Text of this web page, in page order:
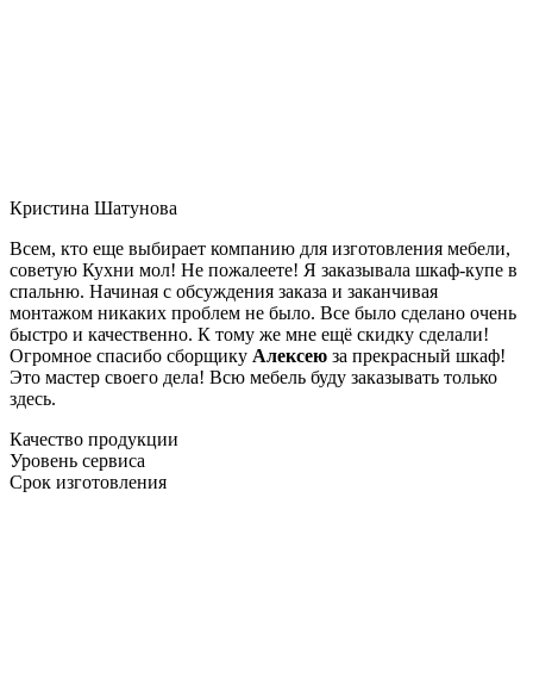
Кристина Шатунова
Всем, кто еще выбирает компанию для изготовления мебели,
советую Кухни мол! Не пожалеете! Я заказывала шкаф-купе в
спальню. Начиная с обсуждения заказа и заканчивая
монтажом никаких проблем не было. Все было сделано очень
быстро и качественно. К тому же мне ещё скидку сделали!
Огромное спасибо сборщику Алексею за прекрасный шкаф!
Это мастер своего дела! Всю мебель буду заказывать только
здесь.
Качество продукции
Уровень сервиса
Срок изготовления